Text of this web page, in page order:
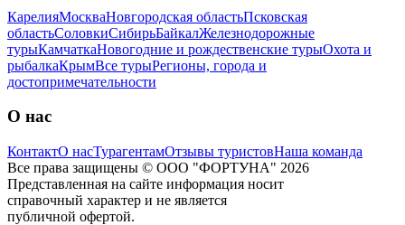
КарелияМоскваНовгородская областьПсковская
областьСоловкиСибирьБайкалЖелезнодорожные
турыКамчаткаНовогодние и рождественские турыОхота и
рыбалкаКрымВсе турыРегионы, города и
достопримечательности
О нас
КонтактО насТурагентамОтзывы туристовНаша команда
Все права защищены © ООО "ФОРТУНА" 2026
Представленная на сайте информация носит
справочный характер и не является
публичной офертой.